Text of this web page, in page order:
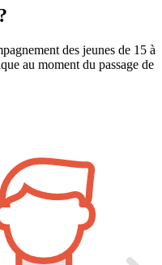
des jeunes de 15 à
au moment du passage de